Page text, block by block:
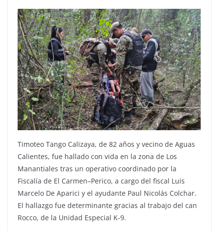
Timoteo Tango Calizaya, de 82 años y vecino de Aguas
Calientes, fue hallado con vida en la zona de Los
Manantiales tras un operativo coordinado por la
Fiscalía de El Carmen–Perico, a cargo del fiscal Luis
Marcelo De Aparici y el ayudante Paul Nicolás Colchar.
El hallazgo fue determinante gracias al trabajo del can
Rocco, de la Unidad Especial K-9.